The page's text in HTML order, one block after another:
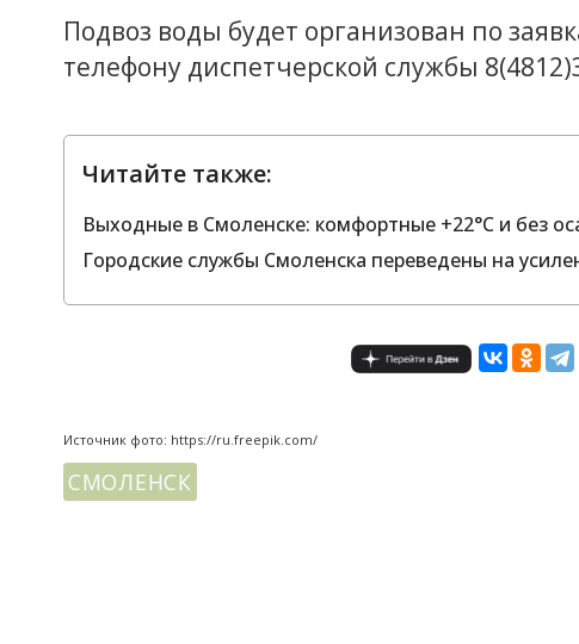
Подвоз воды будет организован по
телефону диспетчерской службы
Читайте также:
Выходные в Смоленске: комфортные +22°C и без
Городские службы Смоленска переведены на
Источник фото: https://ru.freepik.com/
СМОЛЕНСК